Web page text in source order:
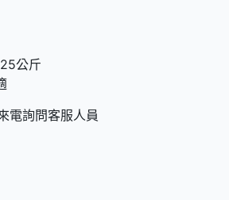
公斤
電詢問客服人員